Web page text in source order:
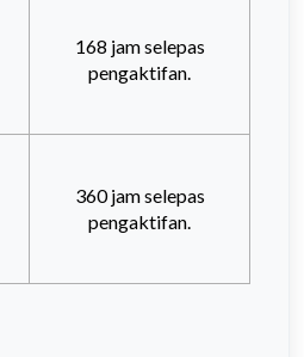
168 jam selepas
pengaktifan.
360 jam selepas
pengaktifan.